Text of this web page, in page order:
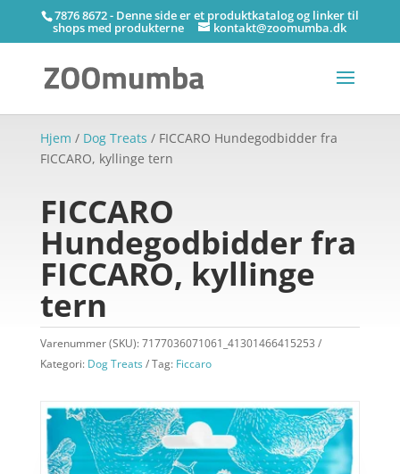
7876 8672 - Denne side er et produktkatalog og linker til
shops med produkterne kontakt@zoomumba.dk
Hjem / Dog Treats / FICCARO Hundegodbidder fra
FICCARO, kyllinge tern
FICCARO
Hundegodbidder fra
FICCARO, kyllinge
tern
Varenummer (SKU):7177036071061_41301466415253
Kategori: Dog Treats Tag: Ficcaro